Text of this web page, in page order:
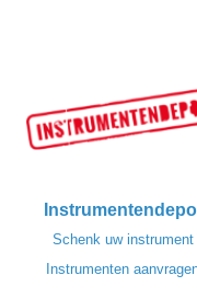
Schenk uw instrument
Instrumenten